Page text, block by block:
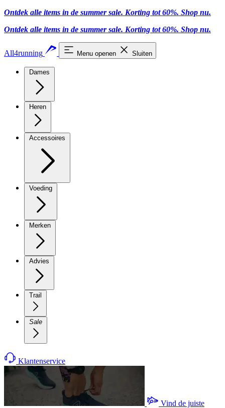
Ontdek alle items in de summer sale. Korting tot 60%. Shop nu.
Ontdek alle items in de summer sale. Korting tot 60%. Shop nu.
All4running Menu openen Sluiten
Dames
Heren
Accessoires
Voeding
Merken
Advies
Trail
Sale
Klantenservice
Vind de juiste